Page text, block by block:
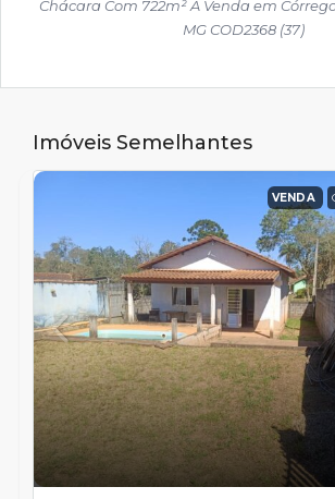
Chácara Com 722m² À Venda em
MG COD2368 (37)
Imóveis Semelhantes
VENDA